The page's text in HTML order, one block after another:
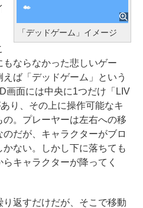
「デッドゲーム」イメージ
ならなかった悲しいゲー
ば「デッドゲーム」という
画面には中央に1つだけ「LIV
り、その上に操作可能なキ
。プレーヤーは左右への移
だが、キャラクターがブロ
ない。しかし下に落ちても
キャラクターが降ってく
返すだけだが、そこで移動